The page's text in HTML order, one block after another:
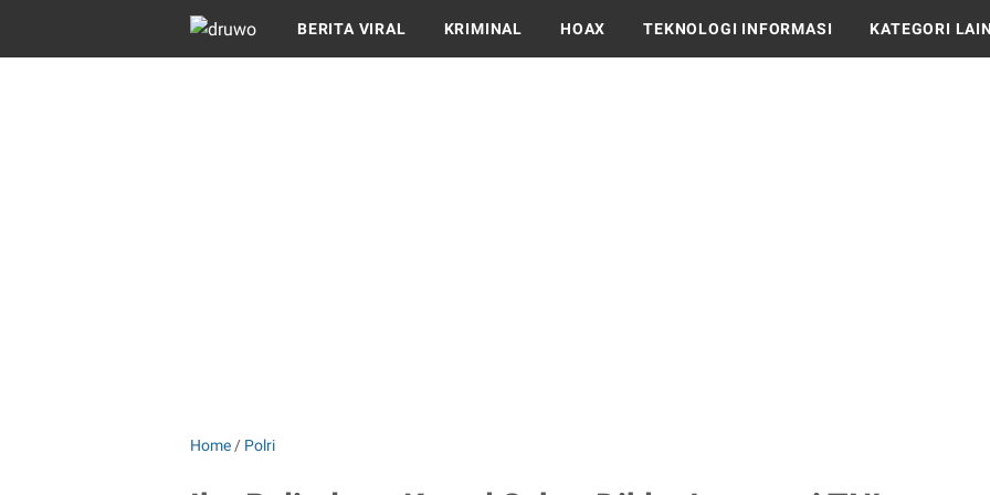
BERITA VIRAL KRIMINAL HOAX TEKNOLOGI INFORMASI KATEGORI
Home / Polri